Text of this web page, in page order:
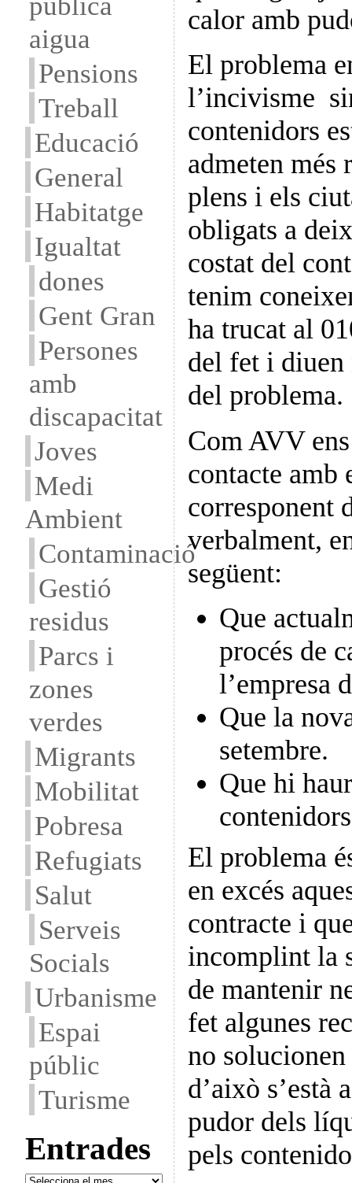
aigua
Pensions
Treball
Educació
General
Habitatge
Igualtat
dones
Gent Gran
Persones
amb
discapacitat
Joves
Medi
Ambient
Contaminació
Gestió
residus
Parcs i
zones
verdes
Migrants
Mobilitat
Pobresa
Refugiats
Salut
Serveis
Socials
Urbanisme
Espai
públic
Turisme
Entrades
Entrades
calor amb
El problema
l’incivisme
contenidors
admeten més
plens i els
obligats a
costat del
tenim
ha trucat al
del fet i diuen
del problema.
Com AVV
contacte amb
corresponent
verbalment,
següent:
Que
procés de
l’empresa
Que la
setembre.
Que hi
contenidors
El problema
en excés
contracte i
incomplint la
de mantenir
fet algunes
no
d’això s’està
pudor dels
pels